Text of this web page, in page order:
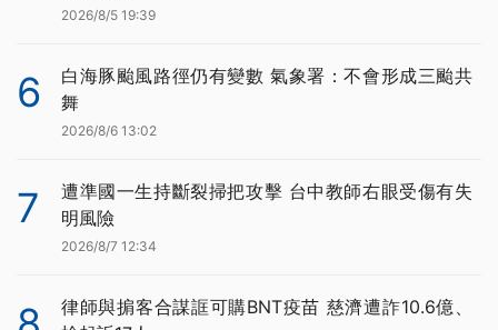
2026/8/5 19:39
6
白海豚颱風路徑仍有變數 氣象署：不會形成三颱共
舞
2026/8/6 13:02
7
遭準國一生持斷裂掃把攻擊 台中教師右眼受傷有失
明風險
2026/8/7 12:34
律師與掮客合謀誆可購BNT疫苗 慈濟遭詐10.6億、